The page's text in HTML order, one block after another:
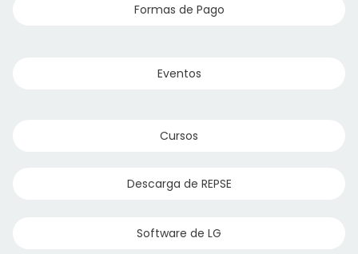
Formas de Pago
Eventos
Cursos
Descarga de REPSE
Software de LG